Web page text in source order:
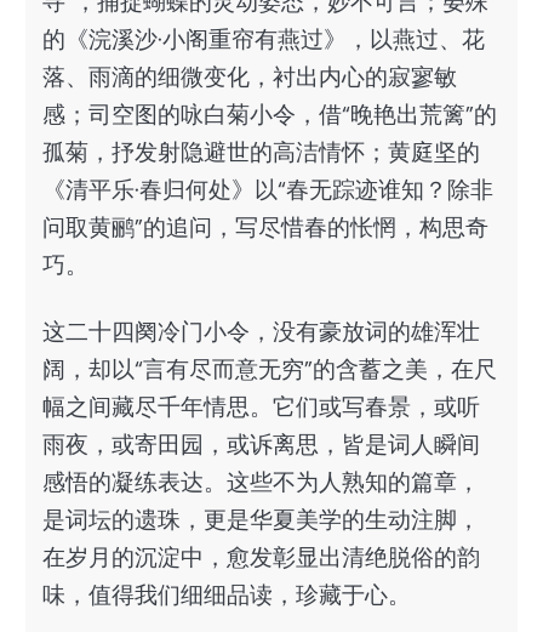
的《浣溪沙·小阁重帘有燕过》，以燕过、花
落、雨滴的细微变化，衬出内心的寂寥敏
感；司空图的咏白菊小令，借“晚艳出荒篱”的
孤菊，抒发射隐避世的高洁情怀；黄庭坚的
《清平乐·春归何处》以“春无踪迹谁知？除非
问取黄鹂”的追问，写尽惜春的怅惘，构思奇
巧。
这二十四阕冷门小令，没有豪放词的雄浑壮
阔，却以“言有尽而意无穷”的含蓄之美，在尺
幅之间藏尽千年情思。它们或写春景，或听
雨夜，或寄田园，或诉离思，皆是词人瞬间
感悟的凝练表达。这些不为人熟知的篇章，
是词坛的遗珠，更是华夏美学的生动注脚，
在岁月的沉淀中，愈发彰显出清绝脱俗的韵
味，值得我们细细品读，珍藏于心。